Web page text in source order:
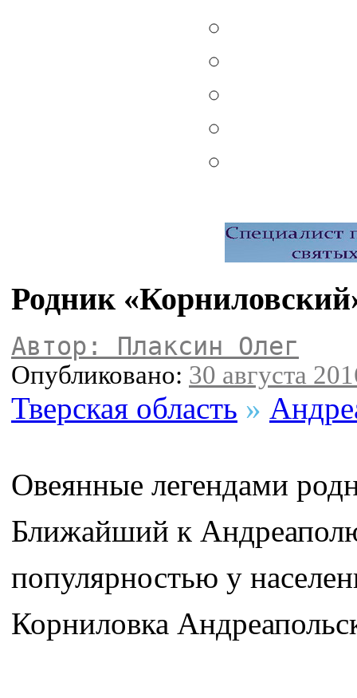
Родник
Автор: Плаксин Олег
Опубликовано: 30 августа
Тверская область »
Овеянные легендами
Ближайший к
популярностью у
Корниловка